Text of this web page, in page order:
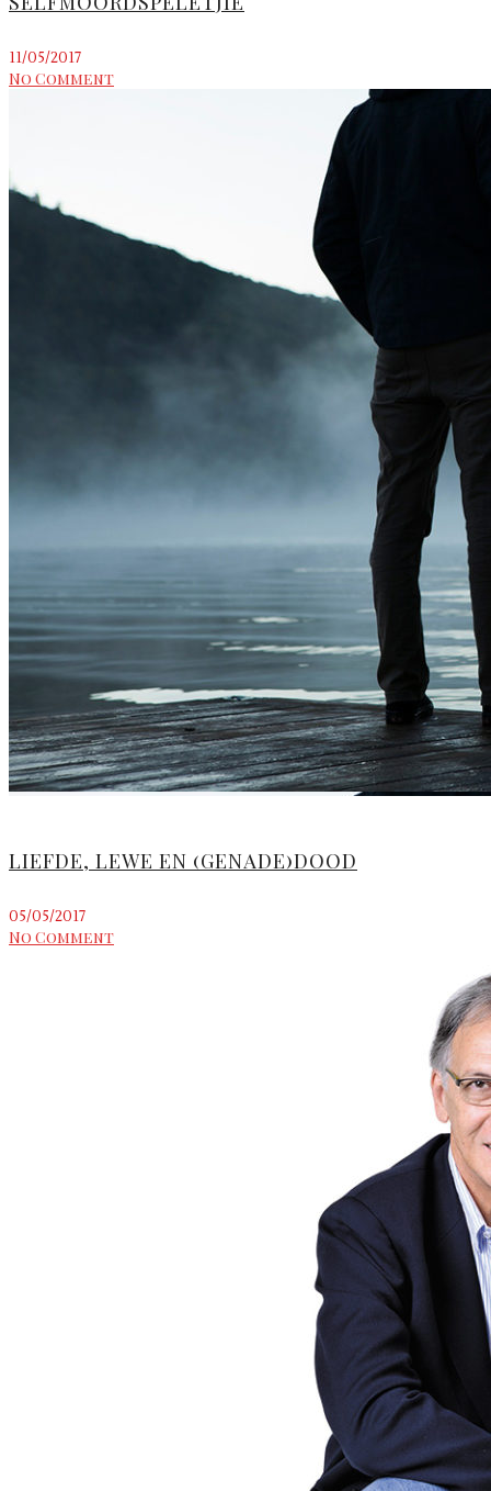
11/05/2017
No Comment
LIEFDE, LEWE EN (GENADE)DOOD
05/05/2017
No Comment